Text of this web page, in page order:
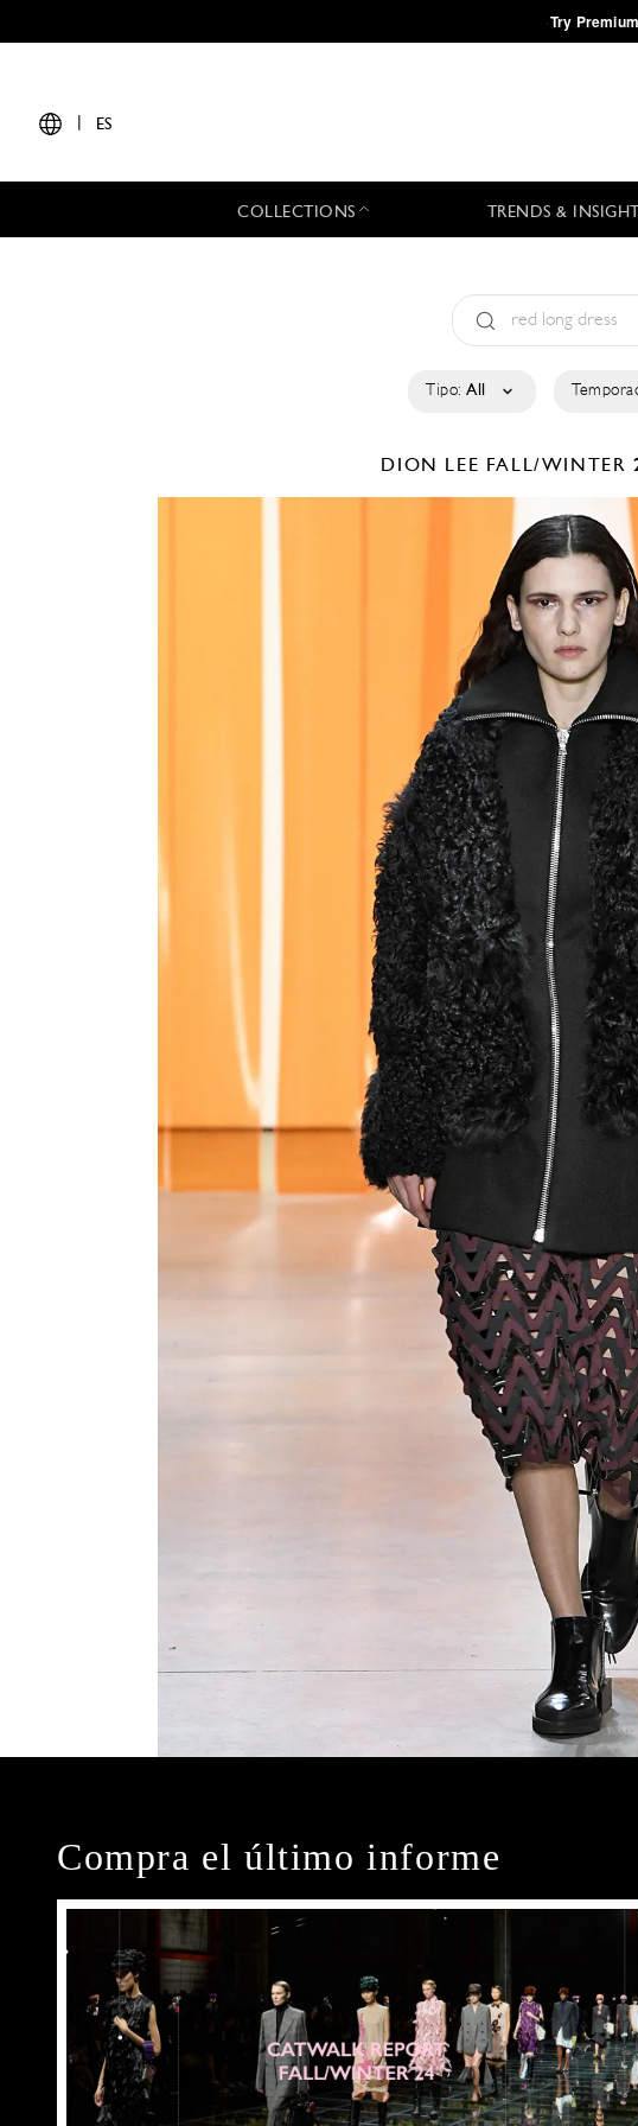
·Try Premium
ES
COLLECTIONS TRENDS &
Tipo: All
DION LEE FALL/WINTER
Compra el último informe